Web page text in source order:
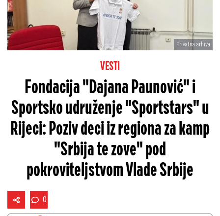
Privatna arhiva
VESTI
Fondacija "Dajana Paunović" i
Sportsko udruženje "Sportstars" u
Rijeci: Poziv deci iz regiona za kamp
"Srbija te zove" pod
pokroviteljstvom Vlade Srbije
0